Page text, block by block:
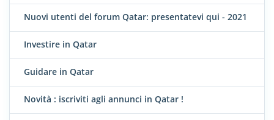
Nuovi utenti del forum Qatar: presentatevi qui - 2021
Investire in Qatar
Guidare in Qatar
Novità : iscriviti agli annunci in Qatar !